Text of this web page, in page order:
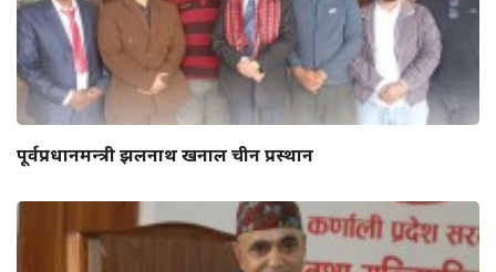
पूर्वप्रधानमन्त्री झलनाथ खनाल चीन प्रस्थान